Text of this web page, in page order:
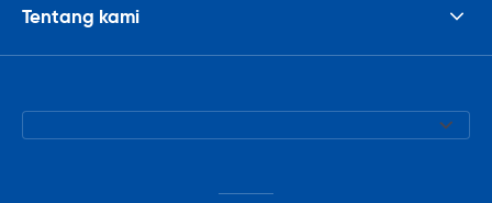
Tentang kami